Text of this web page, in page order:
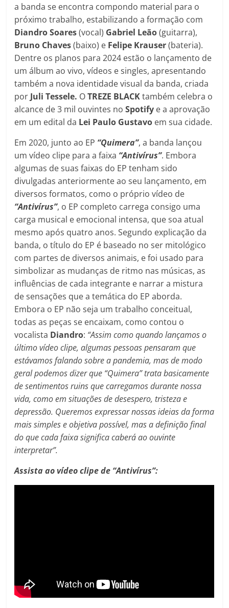
a banda se encontra compondo material para o
próximo trabalho, estabilizando a formação com
Diandro Soares(vocal) Gabriel Leão(guitarra),
Bruno Chaves(baixo) e Felipe Krauser(bateria).
Dentre os planos para 2024 estão o lançamento de
um álbum ao vivo, vídeos e singles, apresentando
também a nova identidade visual da banda, criada
por Juli Tessele. OTREZE BLACKtambém celebra o
alcance de 3 mil ouvintes noSpotify e a aprovação
em um edital da Lei Paulo Gustavo em sua cidade.
Em 2020, junto ao EP “Quimera”, a banda lançou
um vídeo clipe para a faixa “Antivírus”. Embora
algumas de suas faixas do EP tenham sido
divulgadas anteriormente ao seu lançamento, em
diversos formatos, como o próprio vídeo de
“Antivírus”, o EP completo carrega consigo uma
carga musical e emocional intensa, que soa atual
mesmo após quatro anos. Segundo explicação da
banda, o título do EP é baseado no ser mitológico
com partes de diversos animais, e foi usado para
simbolizar as mudanças de ritmo nas músicas, as
influências de cada integrante e narrar a mistura
de sensações que a temática do EP aborda.
Embora o EP não seja um trabalho conceitual,
todas as peças se encaixam, como contou o
vocalista Diandro: “Assim como quando lançamos o
último vídeo clipe, algumas pessoas pensaram que
estávamos falando sobre a pandemia, mas de modo
geral podemos dizer que “Quimera” trata basicamente
de sentimentos ruins que carregamos durante nossa
vida, como em situações de desespero, tristeza e
depressão. Queremos expressar nossas ideias da forma
mais simples e objetiva possível, mas a definição final
do que cada faixa significa caberá ao ouvinte
interpretar”.
Assista ao vídeo clipe de “Antivírus”: